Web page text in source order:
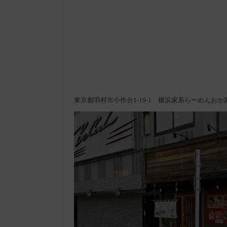
東京都羽村市小作台1-19-1 横浜家系らーめんおか